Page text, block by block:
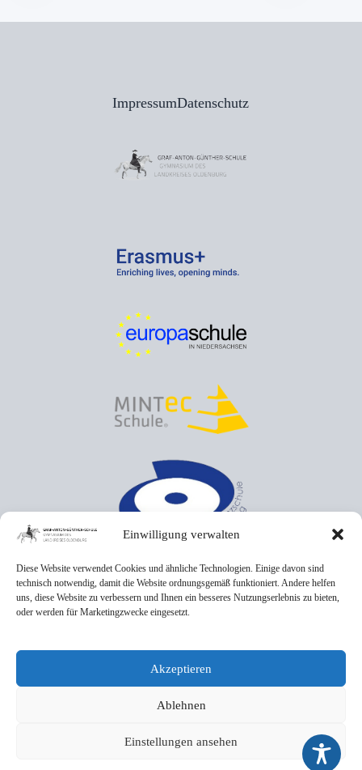
Einwilligung verwalten
Diese Website verwendet Cookies und ähnliche Technologien. Einige davon sind
technisch notwendig, damit die Website ordnungsgemäß funktioniert. Andere helfen
uns, diese Website zu verbessern und Ihnen ein besseres Nutzungserlebnis zu bieten,
oder werden für Marketingzwecke eingesetzt.
Akzeptieren
Ablehnen
Einstellungen ansehen
ImpressumDatenschutz